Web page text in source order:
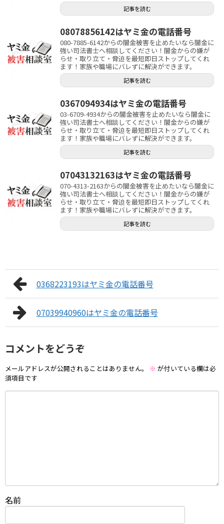
記事を読む
08078856142はヤミ金の電話番号
080-7885-6142からの闇金被害を止めたいなら闇金に
強い司法書士へ相談してください！闇金からの嫌が
らせ・取り立て・脅迫を最短即日ストップしてくれ
ます！家族や職場にバレずに解決ができます。
記事を読む
0367094934はヤミ金の電話番号
03-6709-4934からの闇金被害を止めたいなら闇金に
強い司法書士へ相談してください！闇金からの嫌が
らせ・取り立て・脅迫を最短即日ストップしてくれ
ます！家族や職場にバレずに解決ができます。
記事を読む
07043132163はヤミ金の電話番号
070-4313-2163からの闇金被害を止めたいなら闇金に
強い司法書士へ相談してください！闇金からの嫌が
らせ・取り立て・脅迫を最短即日ストップしてくれ
ます！家族や職場にバレずに解決ができます。
記事を読む
0368223193はヤミ金の電話番号
07039940960はヤミ金の電話番号
コメントをどうぞ
メールアドレスが公開されることはありません。 ※ が付いている欄は必
須項目です
名前